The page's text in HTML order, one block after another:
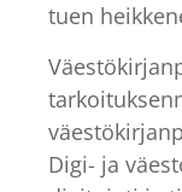
tuen
Digi- ja